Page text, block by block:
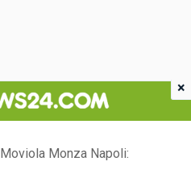
Moviola Monza Napoli:
×